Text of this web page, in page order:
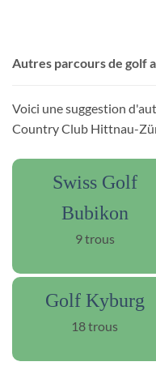
Autres parcours de golf
Voici une suggestion
Country Club Hittnau-
Swiss Golf
Bubikon
9 trous
Golf Kyburg
18 trous